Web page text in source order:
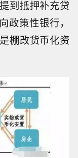
到抵押补充贷
政策性银行，
棚改货币化资